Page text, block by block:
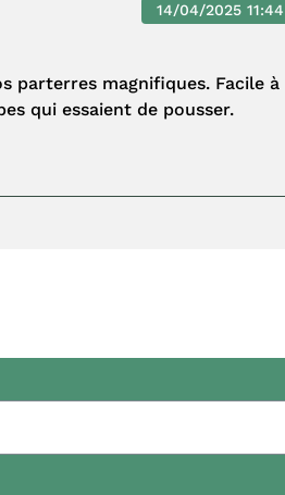
14/04/2025 11:44
parterres magnifiques. Facile à
qui essaient de pousser.